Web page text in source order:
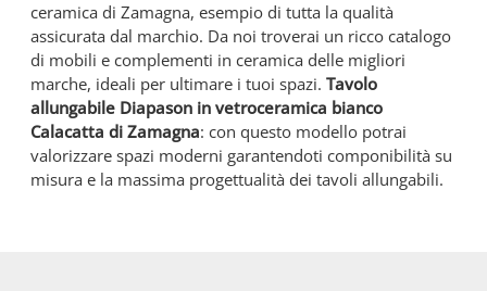
ceramica di Zamagna, esempio di tutta la qualità
assicurata dal marchio. Da noi troverai un ricco catalogo
di mobili e complementi in ceramica delle migliori
marche, ideali per ultimare i tuoi spazi. Tavolo
allungabile Diapason in vetroceramica bianco
Calacatta di Zamagna: con questo modello potrai
valorizzare spazi moderni garantendoti componibilità su
misura e la massima progettualità dei tavoli allungabili.